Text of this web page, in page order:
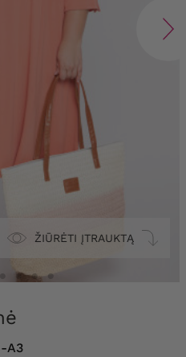
ŽIŪRĖTI ĮTRAUKTĄ
A3